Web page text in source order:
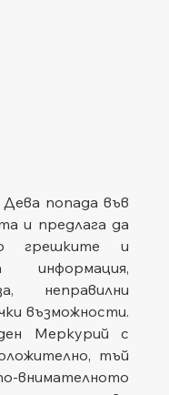
попада във
и предлага да
грешките и
информация,
неправилни
възможности.
Меркурий с
тъй
внимателното